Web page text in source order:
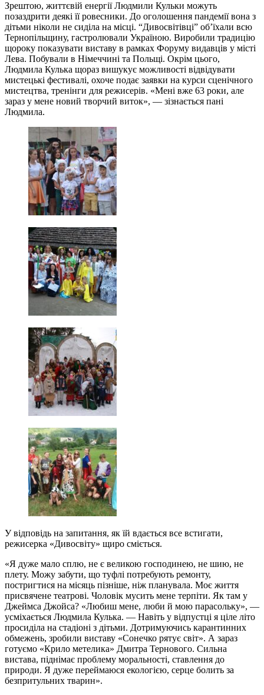
Зрештою, життєвій енергії Людмили Кульки можуть
позаздрити деякі її ровесники. До оголошення пандемії вона з
дітьми ніколи не сиділа на місці. “Дивосвітівці” об’їхали всю
Тернопільщину, гастролювали Україною. Виробили традицію
щороку показувати виставу в рамках Форуму видавців у місті
Лева. Побували в Німеччині та Польщі. Окрім цього,
Людмила Кулька щораз вишукує можливості відвідувати
мистецькі фестивалі, охоче подає заявки на курси сценічного
мистецтва, тренінги для режисерів. «Мені вже 63 роки, але
зараз у мене новий творчий виток», — зізнається пані
Людмила.
У відповідь на запитання, як їй вдається все встигати,
режисерка «Дивосвіту» щиро сміється.
«Я дуже мало сплю, не є великою господинею, не шию, не
плету. Можу забути, що туфлі потребують ремонту,
постригтися на місяць пізніше, ніж планувала. Моє життя
присвячене театрові. Чоловік мусить мене терпіти. Як там у
Джеймса Джойса? «Любиш мене, люби й мою парасольку», —
усміхається Людмила Кулька. — Навіть у відпустці я ціле літо
просиділа на стадіоні з дітьми. Дотримуючись карантинних
обмежень, зробили виставу «Сонечко рятує світ». А зараз
готуємо «Крило метелика» Дмитра Тернового. Сильна
вистава, піднімає проблему моральності, ставлення до
природи. Я дуже переймаюся екологією, серце болить за
безпритульних тварин».